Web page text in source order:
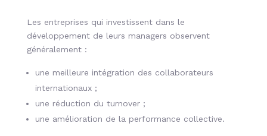
Les entreprises qui investissent dans le
développement de leurs managers observent
généralement :
une meilleure intégration des collaborateurs
internationaux ;
une réduction du turnover ;
une amélioration de la performance collective.